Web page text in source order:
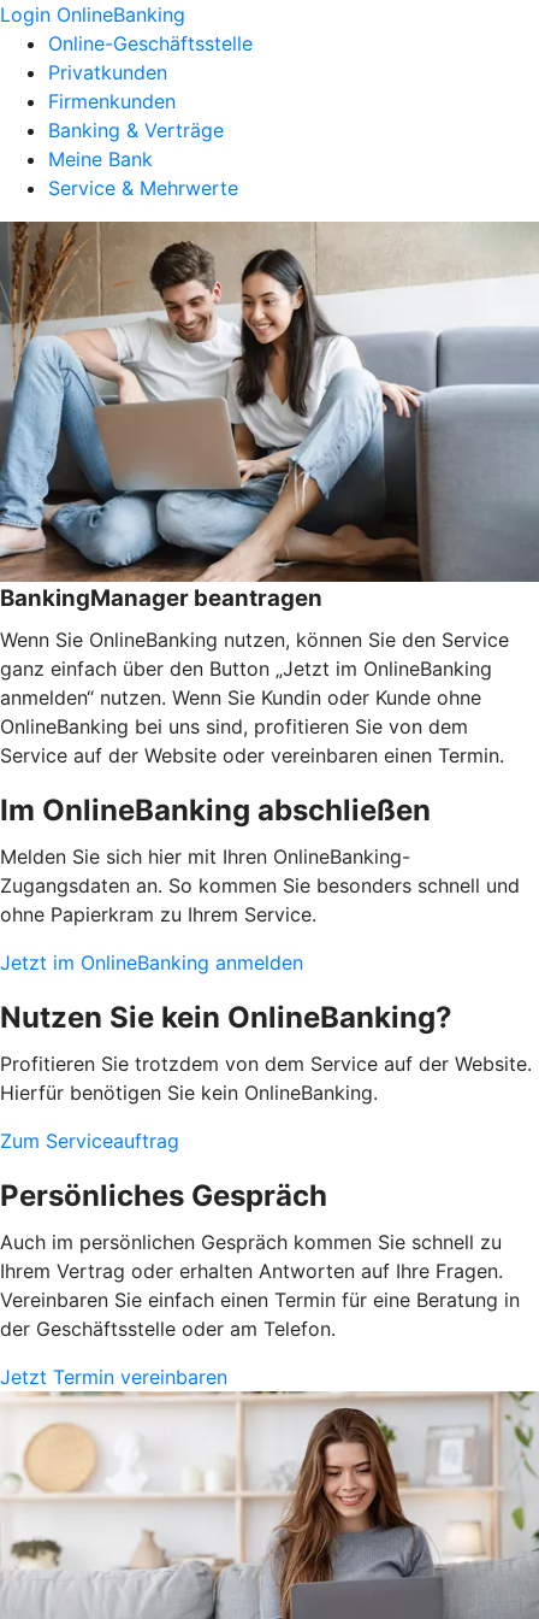
Login OnlineBanking
Online-Geschäftsstelle
Privatkunden
Firmenkunden
Banking & Verträge
Meine Bank
Service & Mehrwerte
BankingManager beantragen
Wenn Sie OnlineBanking nutzen, können Sie den Service
ganz einfach über den Button „Jetzt im OnlineBanking
anmelden“ nutzen. Wenn Sie Kundin oder Kunde ohne
OnlineBanking bei uns sind, profitieren Sie von dem
Service auf der Website oder vereinbaren einen Termin.
Im OnlineBanking abschließen
Melden Sie sich hier mit Ihren OnlineBanking-
Zugangsdaten an. So kommen Sie besonders schnell und
ohne Papierkram zu Ihrem Service.
Jetzt im OnlineBanking anmelden
Nutzen Sie kein OnlineBanking?
Profitieren Sie trotzdem von dem Service auf der Website.
Hierfür benötigen Sie kein OnlineBanking.
Zum Serviceauftrag
Persönliches Gespräch
Auch im persönlichen Gespräch kommen Sie schnell zu
Ihrem Vertrag oder erhalten Antworten auf Ihre Fragen.
Vereinbaren Sie einfach einen Termin für eine Beratung in
der Geschäftsstelle oder am Telefon.
Jetzt Termin vereinbaren